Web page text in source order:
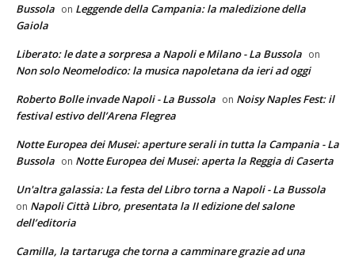
Bussola on Leggende della Campania: la maledizione della
Gaiola
Liberato: le date a sorpresa a Napoli e Milano - La Bussola on
Non solo Neomelodico: la musica napoletana da ieri ad oggi
Roberto Bolle invade Napoli - La Bussola on Noisy Naples Fest: il
festival estivo dell’Arena Flegrea
Notte Europea dei Musei: aperture serali in tutta la Campania - La
Bussola on Notte Europea dei Musei: aperta la Reggia di Caserta
Un'altra galassia: La festa del Libro torna a Napoli - La Bussola
on Napoli Città Libro, presentata la II edizione del salone
dell’editoria
Camilla, la tartaruga che torna a camminare grazie ad una